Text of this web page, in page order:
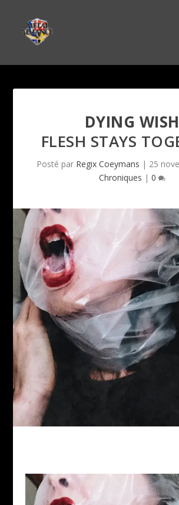
DYING WISH
FLESH STAYS
Posté par Regix Coeymans | 25
Chroniques | 0